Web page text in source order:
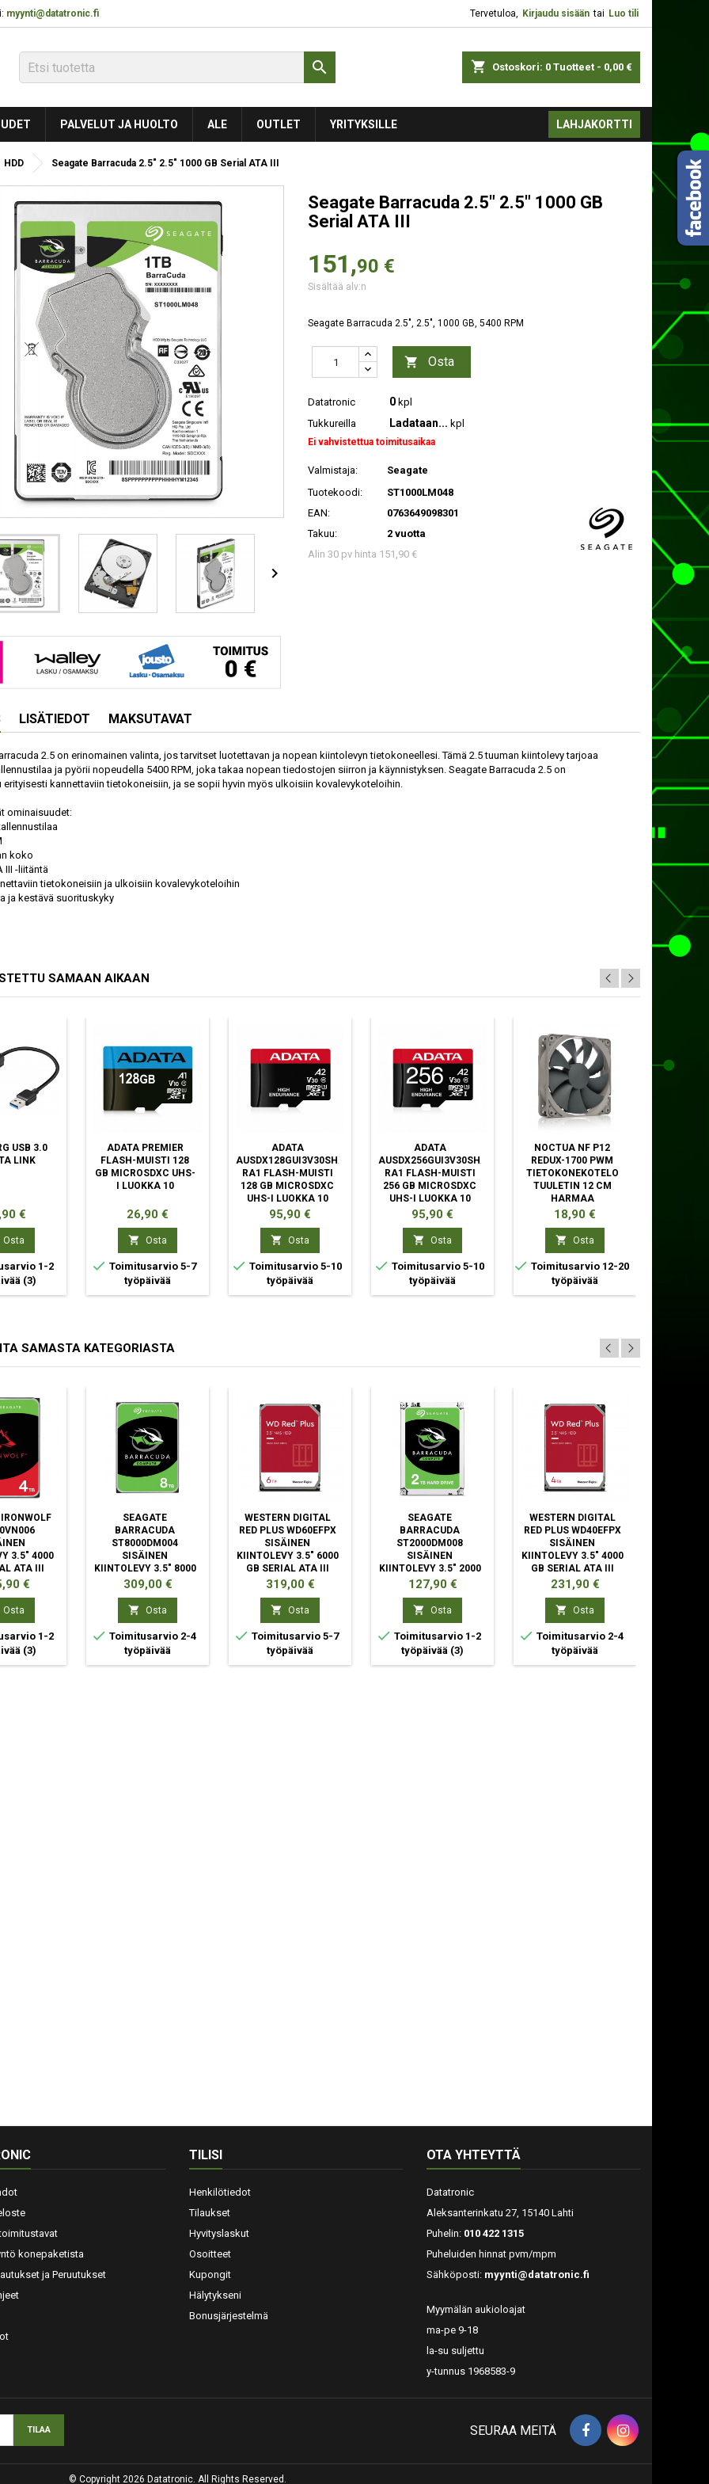
myynti@datatronic.fi Tervetuloa, Kirjaudu sisään tai Luo tili
shopping_cart Ostoskori: 0 Tuotteet - 0,00 €

PALVELUT JA HUOLTO ALE OUTLET YRITYKSILLE LAHJAKORTTI
HDD Seagate Barracuda 2.5" 2.5" 1000 GB Serial ATA III

Seagate Barracuda 2.5" 2.5" 1000 GB
Serial ATA III
151,90 €
Sisältää alv:n
Seagate Barracuda 2.5", 2.5", 1000 GB, 5400 RPM
 Osta
Datatronic 0 kpl
Tukkureilla
Ladataan... kpl
Ei vahvistettua toimitusaikaa
Valmistaja:
Seagate
Tuotekoodi:
ST1000LM048
EAN:
0763649098301
Takuu:
2 vuotta
Alin 30 pv hinta 151,90 €
LISÄTIEDOT MAKSUTAVAT
2.5 on erinomainen valinta, jos tarvitset luotettavan ja nopean kiintolevyn tietokoneellesi. Tämä 2.5 tuuman kiintolevy tarjoaa
ja pyörii nopeudella 5400 RPM, joka takaa nopean tiedostojen siirron ja käynnistyksen. Seagate Barracuda 2.5 on
erityisesti kannettaviin tietokoneisiin, ja se sopii hyvin myös ulkoisiin kovalevykoteloihin.
ominaisuudet:
koko
III -liitäntä
tietokoneisiin ja ulkoisiin kovalevykoteloihin
ja kestävä suorituskyky
SAMAAN AIKAAN
USB 3.0
LINK
€
Osta
1-2
(3)
ADATA PREMIER
FLASH-MUISTI 128
GB MICROSDXC UHS-
I LUOKKA 10
Hinta
26,90 €
 Osta
 Toimitusarvio 5-7
työpäivää
ADATA
AUSDX128GUI3V30SHA2-
RA1 FLASH-MUISTI
128 GB MICROSDXC
UHS-I LUOKKA 10
Hinta
95,90 €
 Osta
 Toimitusarvio 5-10
työpäivää
ADATA
AUSDX256GUI3V30SHA2-
RA1 FLASH-MUISTI
256 GB MICROSDXC
UHS-I LUOKKA 10
Hinta
95,90 €
 Osta
 Toimitusarvio 5-10
työpäivää
NOCTUA NF P12
REDUX-1700 PWM
TIETOKONEKOTELO
TUULETIN 12 CM
HARMAA
Hinta
18,90 €
 Osta
 Toimitusarvio 12-20
työpäivää
SAMASTA KATEGORIASTA
3.5" 4000
ATA III
€
Osta
1-2
(3)
SEAGATE
BARRACUDA
ST8000DM004
SISÄINEN
KIINTOLEVY 3.5" 8000
GB SERIAL ATA III
Hinta
309,00 €
 Osta
 Toimitusarvio 2-4
työpäivää
WESTERN DIGITAL
RED PLUS WD60EFPX
SISÄINEN
KIINTOLEVY 3.5" 6000
GB SERIAL ATA III
Hinta
319,00 €
 Osta
 Toimitusarvio 5-7
työpäivää
SEAGATE
BARRACUDA
ST2000DM008
SISÄINEN
KIINTOLEVY 3.5" 2000
GB SERIAL ATA III
Hinta
127,90 €
 Osta
 Toimitusarvio 1-2
työpäivää (3)
WESTERN DIGITAL
RED PLUS WD40EFPX
SISÄINEN
KIINTOLEVY 3.5" 4000
GB SERIAL ATA III
Hinta
231,90 €
 Osta
 Toimitusarvio 2-4
työpäivää
konepaketista
ja Peruutukset
TILISI
Henkilötiedot
Tilaukset
Hyvityslaskut
Osoitteet
Kupongit
Hälytykseni
Bonusjärjestelmä
OTA YHTEYTTÄ
Datatronic
Aleksanterinkatu 27, 15140 Lahti
Puhelin: 010 422 1315
Puheluiden hinnat pvm/mpm
Sähköposti: myynti@datatronic.fi
Myymälän aukioloajat
ma-pe 9-18
la-su suljettu
y-tunnus 1968583-9
SEURAA MEITÄ
© Copyright 2026 Datatronic. All Rights Reserved.